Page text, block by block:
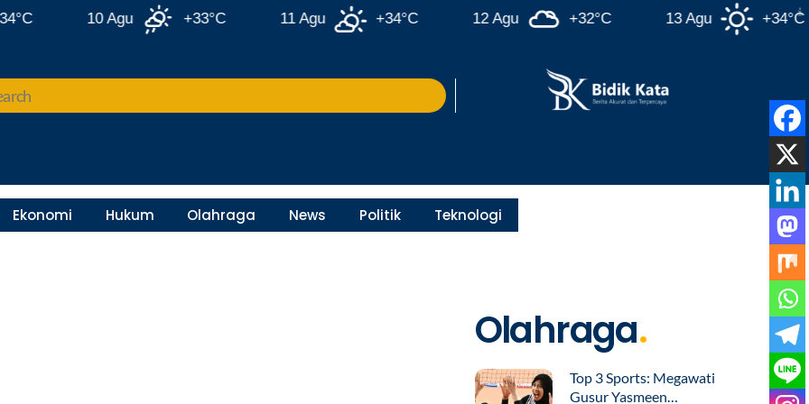
10 Agu +33°C 11 Agu +34°C 12 Agu +32°C 13 Agu +34°C
Ekonomi Hukum Olahraga News Politik Teknologi
Olahraga.
Top 3 Sports: Megawati
Gusur Yasmeen…